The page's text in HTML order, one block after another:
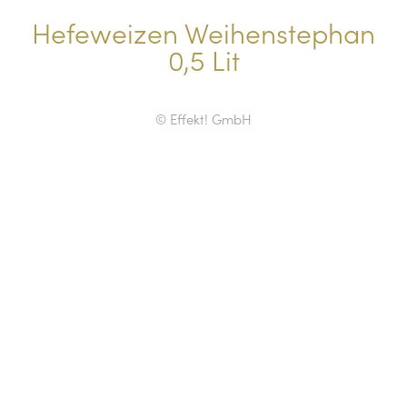
Hefeweizen Weihenstephan
0,5 Lit
© Effekt! GmbH